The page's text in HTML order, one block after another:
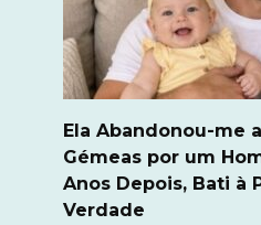
Ela Abandonou-me
Gémeas por um
Anos Depois, Bati à
Verdade